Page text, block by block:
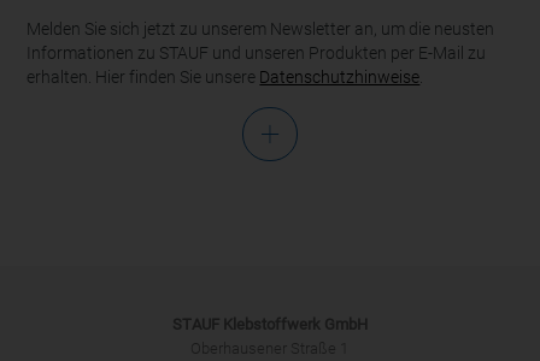
Melden Sie sich jetzt zu unserem Newsletter an, um die neusten
Informationen zu STAUF und unseren Produkten per E-Mail zu
erhalten. Hier finden Sie unsere Datenschutzhinweise.
STAUF Klebstoffwerk GmbH
Oberhausener Straße 1